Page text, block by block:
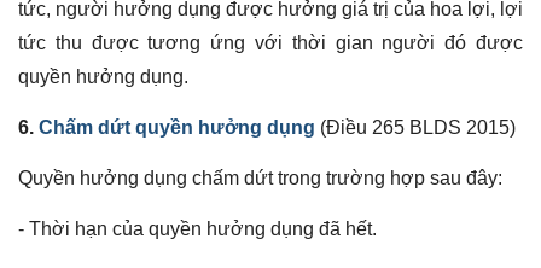
tức, người hưởng dụng được hưởng giá trị của hoa lợi, lợi
tức thu được tương ứng với thời gian người đó được
quyền hưởng dụng.
6. Chấm dứt quyền hưởng dụng (Điều 265 BLDS 2015)
Quyền hưởng dụng chấm dứt trong trường hợp sau đây:
- Thời hạn của quyền hưởng dụng đã hết.